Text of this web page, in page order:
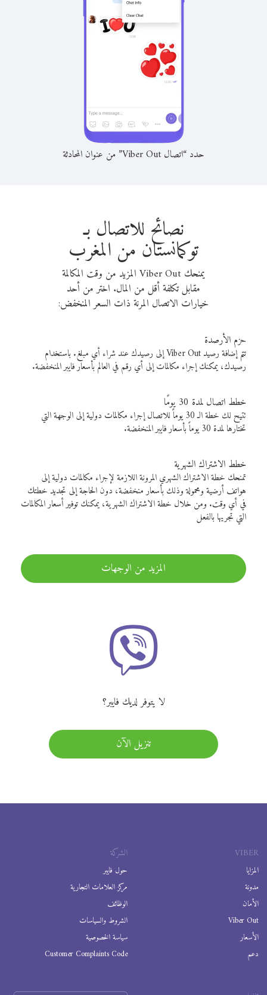
حدد “اتصال Viber Out” من عنوان المحادثة
نصائح للاتصال بـ
توكمانستان من المغرب
يمنحك Viber Out المزيد من وقت المكالمة
مقابل تكلفة أقل من المال. اختر من أحد
خيارات الاتصال المرنة ذات السعر المنخفض:
حزم الأرصدة
تتم إضافة رصيد Viber Out إلى رصيدك عند شراء أي مبلغ. باستخدام
رصيدك، يمكنك إجراء مكالمات إلى أي رقم في العالم بأسعار فايبر المنخفضة.
خطط اتصال لمدة 30 يومًا
تتيح لك خطة الـ 30 يوماً للاتصال إجراء مكالمات دولية إلى الوجهة التي
تختارها لمدة 30 يوماً بأسعار فايبر المنخفضة.
خطط الاشتراك الشهرية
تمنحك خطة الاشتراك الشهري المرونة اللازمة لإجراء مكالمات دولية إلى
هواتف أرضية ومحمولة وذلك بأسعار منخفضة، دون الحاجة إلى تجديد خطتك
في أي وقت. ومن خلال خطة الاشتراك الشهرية، يمكنك توفير أسعار المكالمات
التي تجريها بالفعل
المزيد من الوجهات
لا يتوفر لديك فايبر؟
تنزيل الآن
VIBER
المزايا
مدونة
الأمان
Viber Out
الأسعار
دعم
الشركة
حول فايبر
مركز العلامات التجارية
الوظائف
الشروط والسياسات
سياسة الخصوصية
Customer Complaints Code